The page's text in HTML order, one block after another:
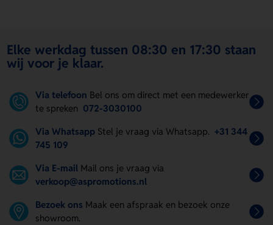
Elke werkdag tussen 08:30 en 17:30 staan
wij voor je klaar.
Via telefoon Bel ons om direct met een medewerker
te spreken 072-3030100
Via Whatsapp Stel je vraag via Whatsapp. +31 344
745 109
Via E-mail Mail ons je vraag via
verkoop@aspromotions.nl
Bezoek ons Maak een afspraak en bezoek onze
showroom.